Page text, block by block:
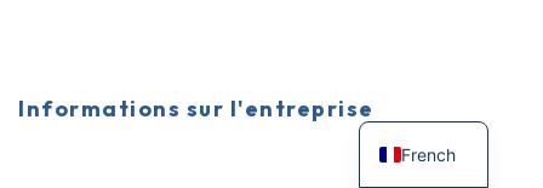
Informations sur l'entreprise
French